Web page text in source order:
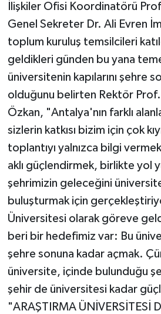
İlişkiler Ofisi Koordinatörü
Genel Sekreter Dr. Ali Evren
toplum kuruluş temsilcileri
geldikleri günden bu yana
üniversitenin kapılarını şehre
olduğunu belirten Rektör
Özkan, "Antalya'nın farklı
sizlerin katkısı bizim için çok
toplantıyı yalnızca bilgi
aklı güçlendirmek, birlikte yol
şehrimizin geleceğini
buluşturmak için
Üniversitesi olarak göreve
beri bir hedefimiz var: Bu
şehre sonuna kadar açmak.
üniversite, içinde bulunduğu
şehir de üniversitesi kadar
"ARAŞTIRMA ÜNİVERSİTESİ